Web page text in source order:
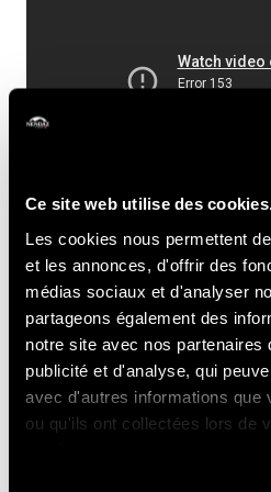
Ce site web utilise des
Les cookies nous permettent
et les annonces, d'offrir des
médias sociaux et d'analyser
partageons également des
notre site avec nos partenaires
publicité et d'analyse, qui
avec d'autres informations que
ou qu'ils ont collectées lors de
Contact
Nendaz Freeride
Prix